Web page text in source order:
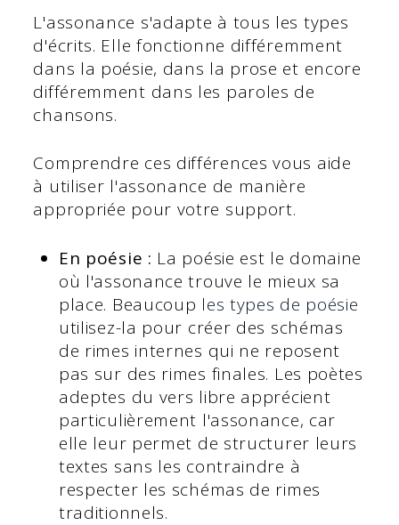
L'assonance s'adapte à tous les types
d'écrits. Elle fonctionne différemment
dans la poésie, dans la prose et encore
différemment dans les paroles de
chansons.
Comprendre ces différences vous aide
à utiliser l'assonance de manière
appropriée pour votre support.
En poésie : La poésie est le domaine
où l'assonance trouve le mieux sa
place. Beaucoup les types de poésie
utilisez-la pour créer des schémas
de rimes internes qui ne reposent
pas sur des rimes finales. Les poètes
adeptes du vers libre apprécient
particulièrement l'assonance, car
elle leur permet de structurer leurs
textes sans les contraindre à
respecter les schémas de rimes
traditionnels.